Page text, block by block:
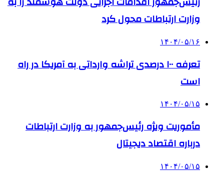
وزارت ارتباطات محول کرد
۱۴۰۴/۰۵/۱۶
تعرفه ۱۰۰ درصدی تراشه وارداتی به آمریکا در راه
است
۱۴۰۴/۰۵/۱۵
مأموریت ویژه رئیس‌جمهور به وزارت ارتباطات
درباره اقتصاد دیجیتال
۱۴۰۴/۰۵/۱۵